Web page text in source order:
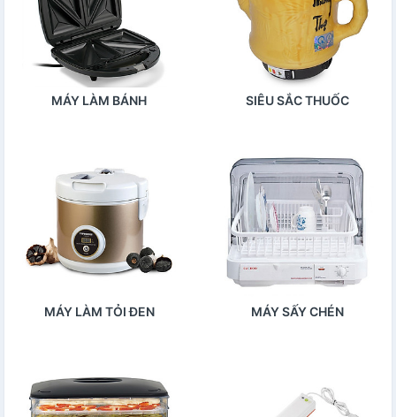
MÁY LÀM BÁNH SIÊU SẮC THUỐC
MÁY LÀM TỎI ĐEN MÁY SẤY CHÉN